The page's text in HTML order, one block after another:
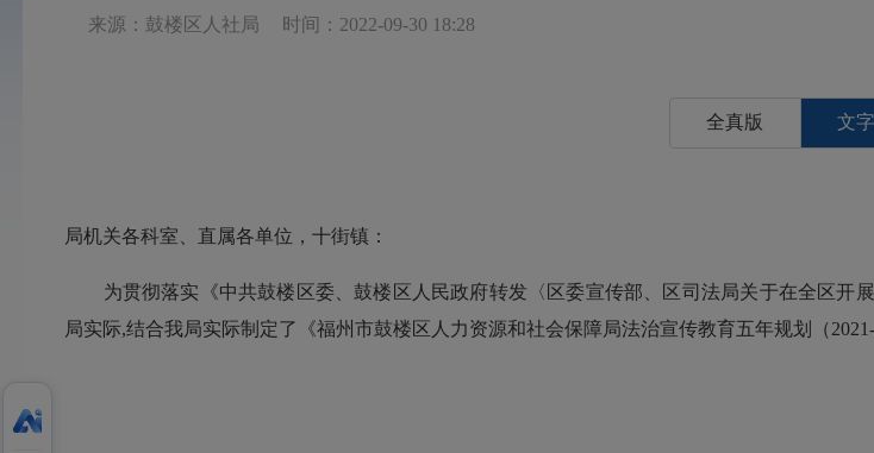
来源：鼓楼区人社局 时间：2022-09-30 18:28
全真版 文
局机关各科室、直属各单位，十街镇：
为贯彻落实《中共鼓楼区委、鼓楼区人民政府转发〈区委宣传部、区司法局关于在全区开
局实际,结合我局实际制定了《福州市鼓楼区人力资源和社会保障局法治宣传教育五年规划（